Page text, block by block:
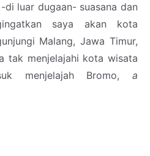
luar dugaan- suasana dan
saya akan kota
Malang, Jawa Timur,
tak menjelajahi kota wisata
menjelajah Bromo, a